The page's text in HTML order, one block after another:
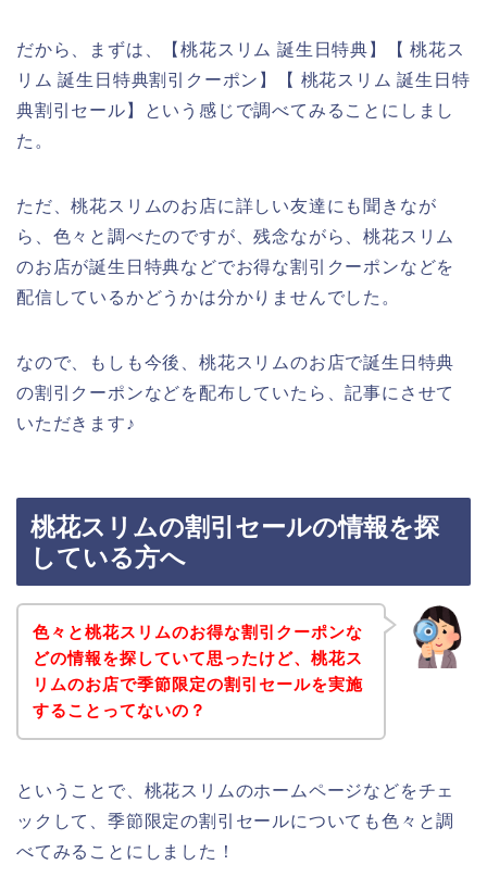
だから、まずは、【桃花スリム 誕生日特典】【 桃花ス
リム 誕生日特典割引クーポン】【 桃花スリム 誕生日特
典割引セール】という感じで調べてみることにしまし
た。
ただ、桃花スリムのお店に詳しい友達にも聞きなが
ら、色々と調べたのですが、残念ながら、桃花スリム
のお店が誕生日特典などでお得な割引クーポンなどを
配信しているかどうかは分かりませんでした。
なので、もしも今後、桃花スリムのお店で誕生日特典
の割引クーポンなどを配布していたら、記事にさせて
いただきます♪
桃花スリムの割引セールの情報を探
している方へ
色々と桃花スリムのお得な割引クーポンな
どの情報を探していて思ったけど、桃花ス
リムのお店で季節限定の割引セールを実施
することってないの？
ということで、桃花スリムのホームページなどをチェ
ックして、季節限定の割引セールについても色々と調
べてみることにしました！